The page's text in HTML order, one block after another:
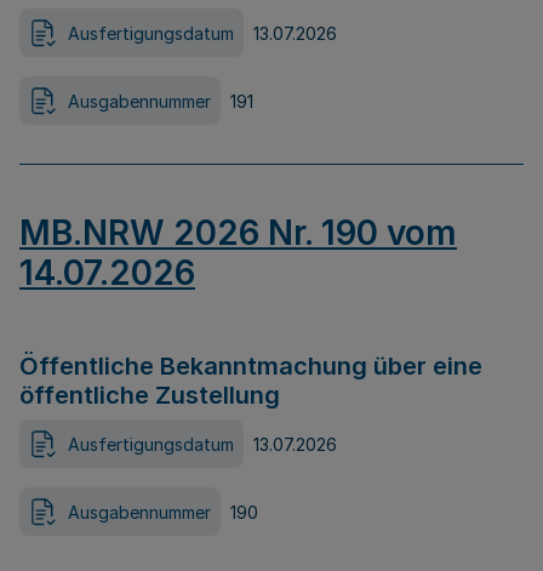
Ausfertigungsdatum 13.07.2026
Ausgabennummer 191
MB.NRW 2026 Nr. 190 vom
14.07.2026
Öffentliche Bekanntmachung über eine
öffentliche Zustellung
Ausfertigungsdatum 13.07.2026
Ausgabennummer 190